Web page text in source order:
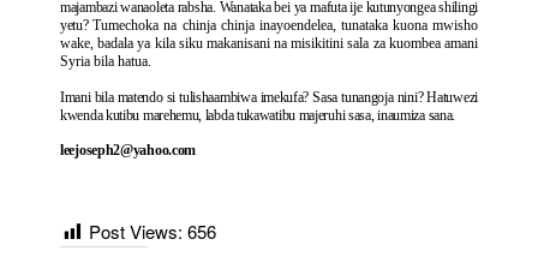
majambazi wanaoleta rabsha. Wanataka bei ya mafuta ije kutunyongea shilingi
yetu?Tumechoka na chinja chinja inayoendelea, tunataka kuona mwisho
wake, badala ya kila siku makanisani na misikitini sala za kuombea amani
Syria bila hatua.
Imani bila matendo si tulishaambiwa imekufa? Sasa tunangoja nini? Hatuwezi
kwenda kutibu marehemu, labda tukawatibu majeruhi sasa, inaumiza sana.
leejoseph2@yahoo.com
Post Views: 656